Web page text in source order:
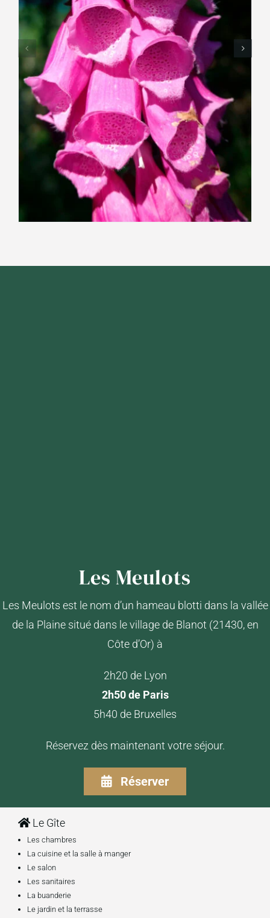
Les Meulots
Les Meulots est le nom d’un hameau blotti dans la vallée
de la Plaine situé dans le village de Blanot (21430, en
Côte d’Or) à
2h20 de Lyon
2h50 de Paris
5h40 de Bruxelles
Réservez dès maintenant votre séjour.
Réserver
Le Gîte
Les chambres
La cuisine et la salle à manger
Le salon
Les sanitaires
La buanderie
Le jardin et la terrasse